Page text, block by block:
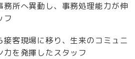
務所へ異動し、事務処理能力が伸
フ
接客現場に移り、生来のコミュニ
力を発揮したスタッフ